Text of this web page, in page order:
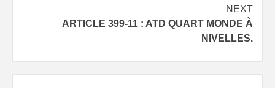
NEXT
ARTICLE 399-11 : ATD QUART MONDE À
NIVELLES.